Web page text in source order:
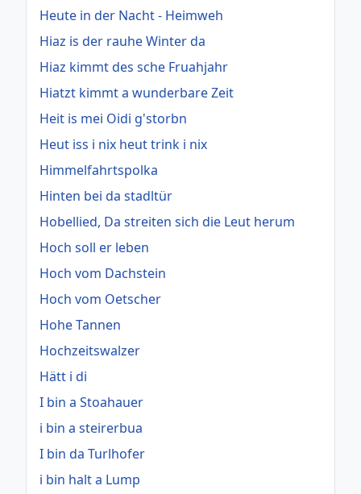
Heute in der Nacht - Heimweh
Hiaz is der rauhe Winter da
Hiaz kimmt des sche Fruahjahr
Hiatzt kimmt a wunderbare Zeit
Heit is mei Oidi g'storbn
Heut iss i nix heut trink i nix
Himmelfahrtspolka
Hinten bei da stadltür
Hobellied, Da streiten sich die Leut herum
Hoch soll er leben
Hoch vom Dachstein
Hoch vom Oetscher
Hohe Tannen
Hochzeitswalzer
Hätt i di
I bin a Stoahauer
i bin a steirerbua
I bin da Turlhofer
i bin halt a Lump